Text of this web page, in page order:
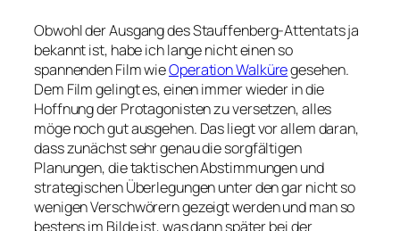
Obwohl der Ausgang des Stauffenberg-Attentats ja
bekannt ist, habe ich lange nicht einen so
spannenden Film wieOperation Walküregesehen.
Dem Film gelingt es, einen immer wieder in die
Hoffnung der Protagonisten zu versetzen, alles
möge noch gut ausgehen. Das liegt vor allem daran,
dass zunächst sehr genau die sorgfältigen
Planungen, die taktischen Abstimmungen und
strategischen Überlegungen unter den gar nicht so
wenigen Verschwörern gezeigt werden und man so
bestens im Bilde ist, was dann später bei der